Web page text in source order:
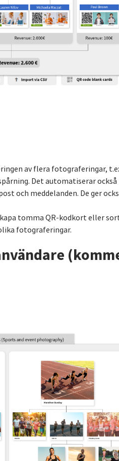
av flera fotograferingar,
Det automatiserar
och meddelanden. De ger
tomma QR-kodkort eller
fotograferingar.